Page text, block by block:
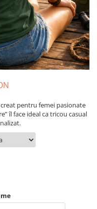
pentru femei pasionate
îl face ideal ca tricou casual